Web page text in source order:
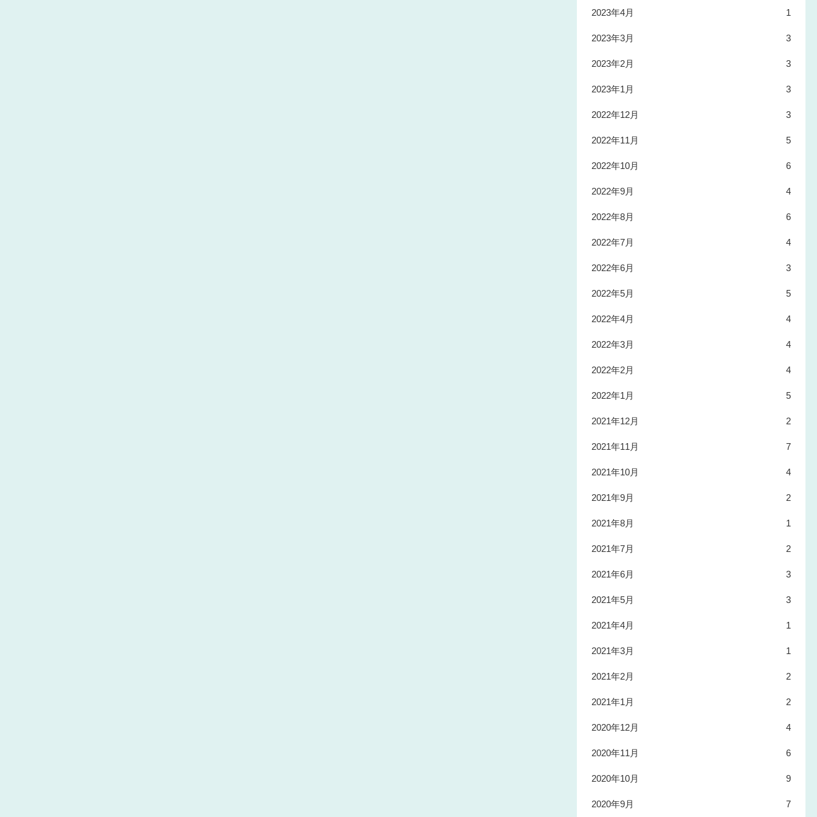
2023年4月 1
2023年3月 3
2023年2月 3
2023年1月 3
2022年12月 3
2022年11月 5
2022年10月 6
2022年9月 4
2022年8月 6
2022年7月 4
2022年6月 3
2022年5月 5
2022年4月 4
2022年3月 4
2022年2月 4
2022年1月 5
2021年12月 2
2021年11月 7
2021年10月 4
2021年9月 2
2021年8月 1
2021年7月 2
2021年6月 3
2021年5月 3
2021年4月 1
2021年3月 1
2021年2月 2
2021年1月 2
2020年12月 4
2020年11月 6
2020年10月 9
2020年9月 7